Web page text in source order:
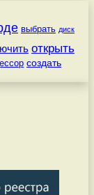
выбрать диск
открыть
создать